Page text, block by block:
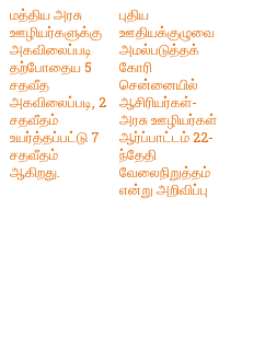
மத்திய அரசு
ஊழியர்களுக்கு
அகவிலைப்படி
தற்போதைய 5
சதவீத
அகவிலைப்படி, 2
சதவீதம்
உயர்த்தப்பட்டு 7
சதவீதம்
ஆகிறது.
புதிய
ஊதியக்குழுவை
அமல்படுத்தக்
கோரி
சென்னையில்
ஆசிரியர்கள்-
அரசு ஊழியர்கள்
ஆர்ப்பாட்டம் 22-
ந்தேதி
வேலைநிறுத்தம்
என்று அறிவிப்பு